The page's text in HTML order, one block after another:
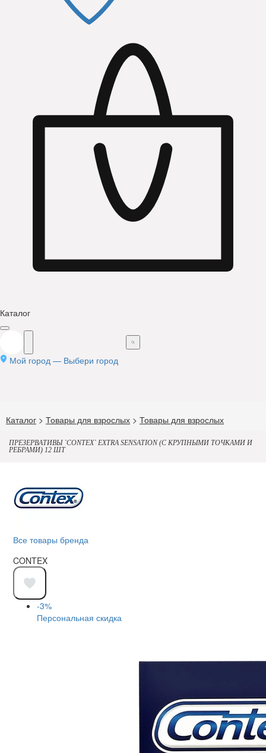
Каталог
Мой город — Выбери город
Каталог > Товары для взрослых > Товары для взрослых
ПРЕЗЕРВАТИВЫ `CONTEX` EXTRA SENSATION (С КРУПНЫМИ ТОЧКАМИ И
РЕБРАМИ) 12 ШТ
Все товары бренда
CONTEX
-3%
Персональная скидка